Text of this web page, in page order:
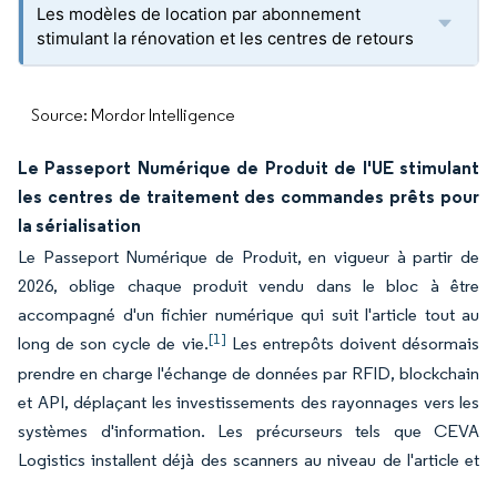
Les modèles de location par abonnement
stimulant la rénovation et les centres de retours
Source: Mordor Intelligence
Le Passeport Numérique de Produit de l'UE stimulant
les centres de traitement des commandes prêts pour
la sérialisation
Le Passeport Numérique de Produit, en vigueur à partir de
2026, oblige chaque produit vendu dans le bloc à être
accompagné d'un fichier numérique qui suit l'article tout au
long de son cycle de vie.[1] Les entrepôts doivent désormais
prendre en charge l'échange de données par RFID, blockchain
et API, déplaçant les investissements des rayonnages vers les
systèmes d'information. Les précurseurs tels que CEVA
Logistics installent déjà des scanners au niveau de l'article et